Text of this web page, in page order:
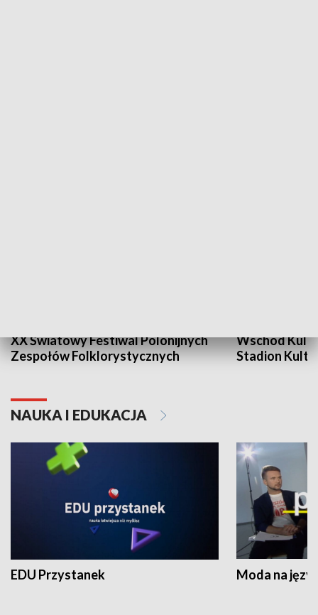
XX Światowy Festiwal Polonijnych
Zespołów Folklorystycznych
Wschód
Stadion
NAUKA I EDUKACJA
EDU Przystanek Moda na